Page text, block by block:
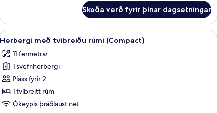
rúm
eða
tvö
einbreið
rúm
herbergi
fyrir
tvo
tvíbreitt
rúm
eða
tvö
einbreið
rúm
Skoða verð fyrir þínar dagsetningar
Skoða
allar
myndir
fyrir
Herbergi
með
tvíbreiðu
Myrkratjöld/-gardínur, ókeypis
6
Herbergi með tvíbreiðu rúmi (Compact)
11 fermetrar
1 svefnherbergi
Pláss fyrir 2
1 tvíbreitt rúm
Ókeypis þráðlaust net